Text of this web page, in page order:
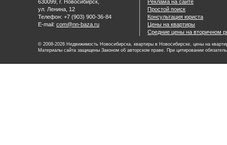
630099, г. Новосибирск,
ул. Ленина, 12
Телефон: +7 (903) 900-36-84
E-mail: com@nn-baza.ru
Реклама на сайте
Простой поиск
Консультация юриста
Цены на квартиры
Средние цены на вторичном
© 2008-2026 Недвижимость Новосибирска, квартиры в Новосибирске, цены на
Материалы сайта защищены Законом об авторском праве. При цитировании